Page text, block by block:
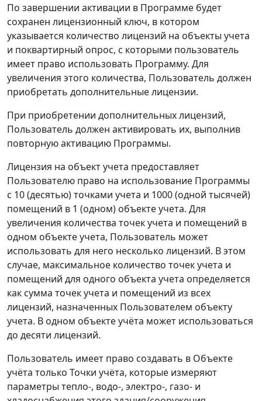
По завершении активации в Программе будет
сохранен лицензионный ключ, в котором
указывается количество лицензий на объекты учета
и поквартирный опрос, с которыми пользователь
имеет право использовать Программу. Для
увеличения этого количества, Пользователь должен
приобретать дополнительные лицензии.
При приобретении дополнительных лицензий,
Пользователь должен активировать их, выполнив
повторную активацию Программы.
Лицензия на объект учета предоставляет
Пользователю право на использование Программы
с 10 (десятью) точками учета и 1000 (одной тысячей)
помещений в 1 (одном) объекте учета. Для
увеличения количества точек учета и помещений в
одном объекте учета, Пользователь может
использовать для него несколько лицензий. В этом
случае, максимальное количество точек учета и
помещений для одного объекта учета определяется
как сумма точек учета и помещений из всех
лицензий, назначенных Пользователем объекту
учета. В одном объекте учёта может использоваться
до десяти лицензий.
Пользователь имеет право создавать в Объекте
учёта только Точки учёта, которые измеряют
параметры тепло-, водо-, электро-, газо- и